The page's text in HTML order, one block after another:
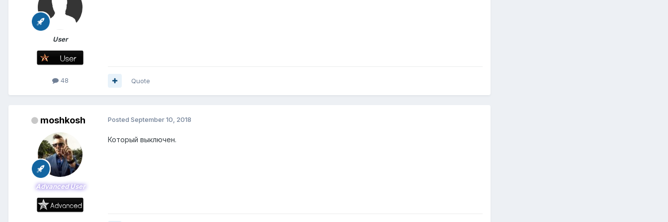
User
48 Quote
moshkosh
Advanced User
Posted September 10, 2018
Который выключен.